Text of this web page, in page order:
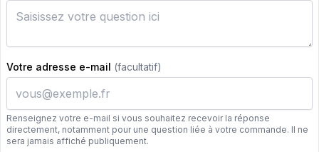
Votre adresse e-mail (facultatif)
Renseignez votre e-mail si vous souhaitez recevoir la réponse
directement, notamment pour une question liée à votre commande. Il ne
sera jamais affiché publiquement.